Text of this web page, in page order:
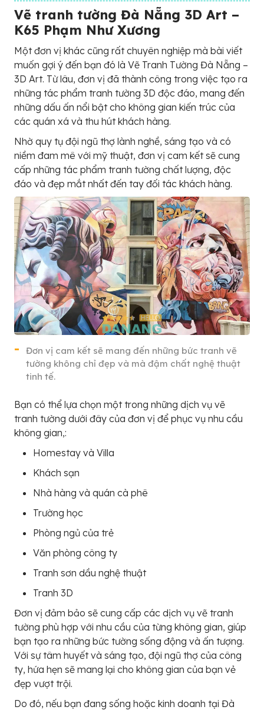
Vẽ tranh tường Đà Nẵng 3D Art –
K65 Phạm Như Xương
Một đơn vị khác cũng rất chuyên nghiệp mà bài viết
muốn gợi ý đến bạn đó là Vẽ Tranh Tường Đà Nẵng –
3D Art. Từ lâu, đơn vị đã thành công trong việc tạo ra
những tác phẩm tranh tường 3D độc đáo, mang đến
những dấu ấn nổi bật cho không gian kiến trúc của
các quán xá và thu hút khách hàng.
Nhờ quy tụ đội ngũ thợ lành nghề, sáng tạo và có
niềm đam mê với mỹ thuật, đơn vị cam kết sẽ cung
cấp những tác phẩm tranh tường chất lượng, độc
đáo và đẹp mắt nhất đến tay đối tác khách hàng.
Đơn vị cam kết sẽ mang đến những bức tranh vẽ
tường không chỉ đẹp và mà đậm chất nghệ thuật
tinh tế.
Bạn có thể lựa chọn một trong những dịch vụ vẽ
tranh tường dưới đây của đơn vị để phục vụ nhu cầu
không gian,:
Homestay và Villa
Khách sạn
Nhà hàng và quán cà phê
Trường học
Phòng ngủ của trẻ
Văn phòng công ty
Tranh sơn dầu nghệ thuật
Tranh 3D
Đơn vị đảm bảo sẽ cung cấp các dịch vụ vẽ tranh
tường phù hợp với nhu cầu của từng không gian, giúp
bạn tạo ra những bức tường sống động và ấn tượng.
Với sự tâm huyết và sáng tạo, đội ngũ thợ của công
ty, hứa hẹn sẽ mang lại cho không gian của bạn vẻ
đẹp vượt trội.
Do đó, nếu bạn đang sống hoặc kinh doanh tại Đà